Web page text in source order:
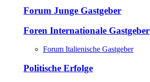
Forum Junge Gastgeber
Foren Internationale Gastgeber
Forum Italienische Gastgeber
Politische Erfolge